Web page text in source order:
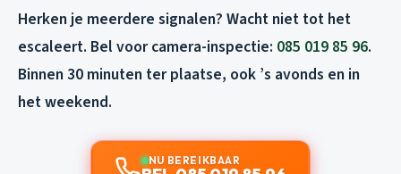
Herken je meerdere signalen? Wacht niet tot het
escaleert. Bel voor camera-inspectie: 085 019 85 96.
Binnen 30 minuten ter plaatse, ook ’s avonds en in
het weekend.
NU BEREIKBAAR